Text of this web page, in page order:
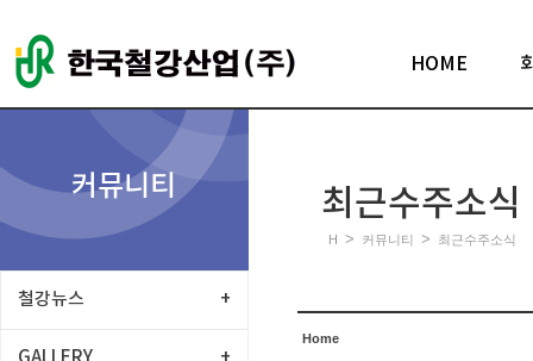
HOME
커뮤니티
철강뉴스 +
최근수주소식
H > 커뮤니티 > 최근수주소식
Home
Sketchbook5, 스케치북5
Sketchbook5, 스케치북5